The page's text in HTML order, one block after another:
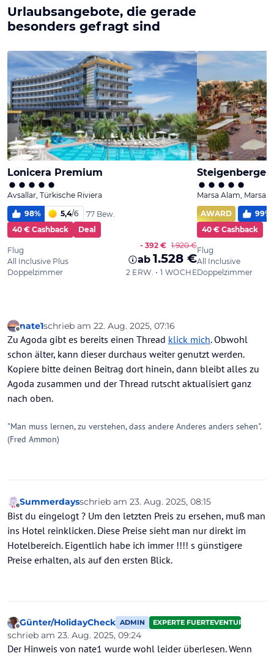
Offline
nate1schrieb am 22. Aug. 2025, 07:16
zuletzt editiert von
Zu Agoda gibt es bereits einen Thread klick mich. Obwohl
schon älter, kann dieser durchaus weiter genutzt werden.
Kopiere bitte deinen Beitrag dort hinein, dann bleibt alles zu
Agoda zusammen und der Thread rutscht aktualisiert ganz
nach oben.
"Man muss lernen, zu verstehen, dass andere Anderes anders sehen".
(Fred Ammon)
Offline
Summerdaysschrieb am 23. Aug. 2025, 08:15
zuletzt editiert von Summerdays
Bist du eingelogt ? Um den letzten Preis zu ersehen, muß man
ins Hotel reinklicken. Diese Preise sieht man nur direkt im
Hotelbereich. Eigentlich habe ich immer !!!! s günstigere
Preise erhalten, als auf den ersten Blick.
Offline
Günter/HolidayCheck ADMIN EXPERTE FUERTEVENTURA
schrieb am 23. Aug. 2025, 09:24
zuletzt editiert von Günter/HolidayCheck
Der Hinweis von nate1 wurde wohl leider überlesen. Wenn